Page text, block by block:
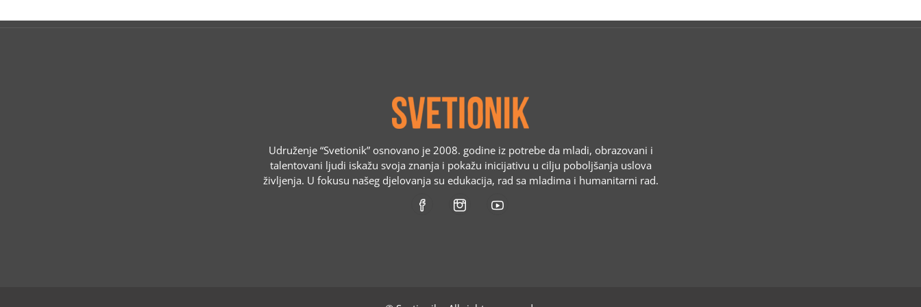
Udruženje “Svetionik” osnovano je 2008. godine iz potrebe da mladi, obrazovani i
talentovani ljudi iskažu svoja znanja i pokažu inicijativu u cilju poboljšanja uslova
življenja. U fokusu našeg djelovanja su edukacija, rad sa mladima i humanitarni rad.